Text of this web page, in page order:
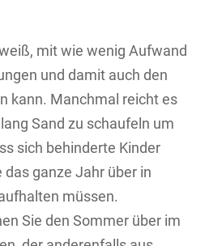
mit wie wenig Aufwand
und damit auch den
kann. Manchmal reicht es
Sand zu schaufeln um
sich behinderte Kinder
ganze Jahr über in
müssen.
Sie den Sommer über im